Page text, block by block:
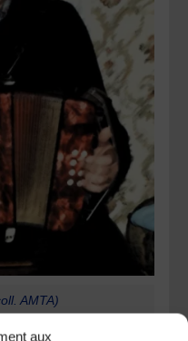
aux
AMTA)